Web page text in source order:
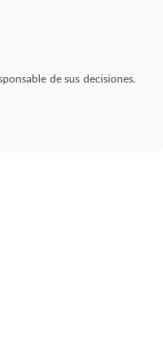
de sus decisiones.